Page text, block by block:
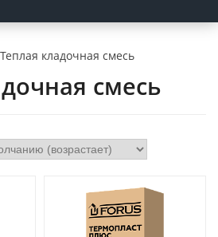
Теплая кладочная смесь
смесь